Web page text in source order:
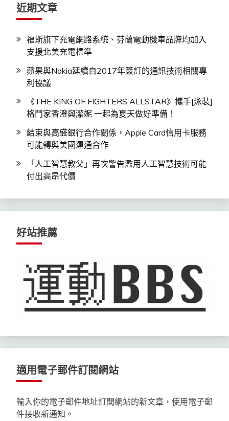
近期文章
福斯旗下充電網路系統、芬蘭電動機車品牌均加入
支援北美充電標準
蘋果與Nokia延續自2017年簽訂的通訊技術相關專
利協議
《THE KING OF FIGHTERS ALLSTAR》攜手[泳裝]
格鬥家香澄與潔妮 一起為夏天做好準備！
結束與高盛銀行合作關係，Apple Card信用卡服務
可能轉與美國運通合作
「人工智慧教父」再次警告濫用人工智慧技術可能
付出高昂代價
好站推薦
適用電子郵件訂閱網站
輸入你的電子郵件地址訂閱網站的新文章，使用電子郵
件接收新通知。